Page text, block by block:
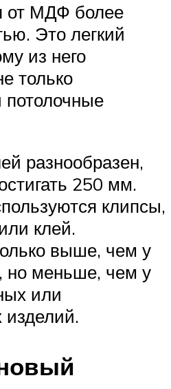
от МДФ более
Это легкий
из него
только
разнообразен,
250 мм.
клипсы,
клей.
выше, чем у
но меньше, чем у
или